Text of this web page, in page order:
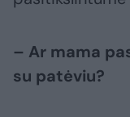
– Ar mama
su patėviu?